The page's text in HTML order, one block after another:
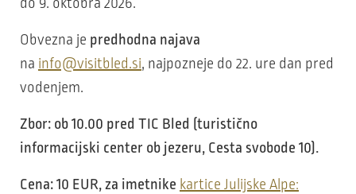
do 9. oktobra 2026.
Obvezna je predhodna najava
na info@visitbled.si, najpozneje do 22. ure dan pred
vodenjem.
Zbor: ob 10.00 pred TIC Bled (turistično
informacijski center ob jezeru, Cesta svobode 10).
Cena: 10 EUR, za imetnike kartice Julijske Alpe: